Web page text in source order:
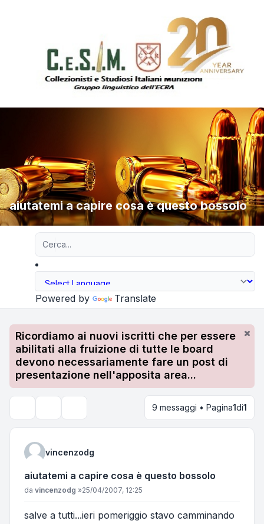
aiutatemi a capire cosa è questo bossolo
Powered by Translate
Ricordiamo ai nuovi iscritti che per essere
abilitati alla fruizione di tutte le board
devono necessariamente fare un post di
presentazione nell'apposita area...
9 messaggi • Pagina1di1
vincenzodg
aiutatemi a capire cosa è questo bossolo
Messaggio
da vincenzodg »25/04/2007, 12:25
salve a tutti...ieri pomeriggio stavo camminando